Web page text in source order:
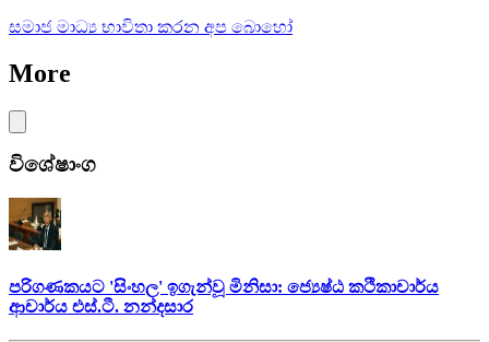
සමාජ මාධ්‍ය භාවිතා කරන අප බොහෝ
More
විශේෂාංග
පරිගණකයට 'සිංහල' ඉගැන්වූ මිනිසා: ජ්‍යෙෂ්ඨ කථිකාචාර්ය
ආචාර්ය එස්.ටී. නන්දසාර